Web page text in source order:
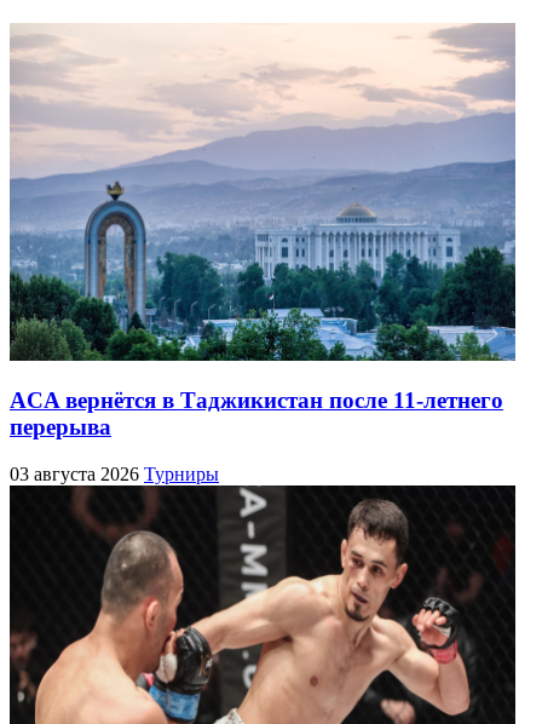
ACA вернётся в Таджикистан после 11-летнего
перерыва
03 августа 2026 Турниры